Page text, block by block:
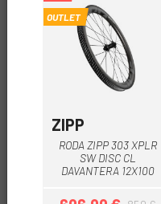
OUTLET
ZIPP
RODA ZIPP 303 XPLR
SW DISC CL
DAVANTERA 12X100